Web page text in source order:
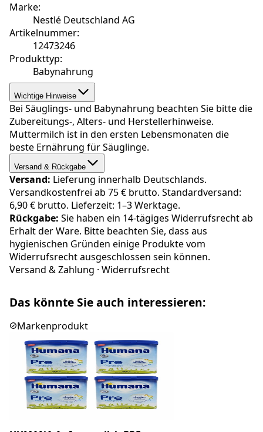
Marke:
Nestlé Deutschland AG
Artikelnummer:
12473246
Produkttyp:
Babynahrung
Wichtige Hinweise
Bei Säuglings- und Babynahrung beachten Sie bitte die
Zubereitungs-, Alters- und Herstellerhinweise.
Muttermilch ist in den ersten Lebensmonaten die
beste Ernährung für Säuglinge.
Versand & Rückgabe
Versand: Lieferung innerhalb Deutschlands.
Versandkostenfrei ab 75 € brutto. Standardversand:
6,90 € brutto. Lieferzeit: 1–3 Werktage.
Rückgabe: Sie haben ein 14-tägiges Widerrufsrecht ab
Erhalt der Ware. Bitte beachten Sie, dass aus
hygienischen Gründen einige Produkte vom
Widerrufsrecht ausgeschlossen sein können.
Versand & Zahlung · Widerrufsrecht
Das könnte Sie auch interessieren:
Markenprodukt